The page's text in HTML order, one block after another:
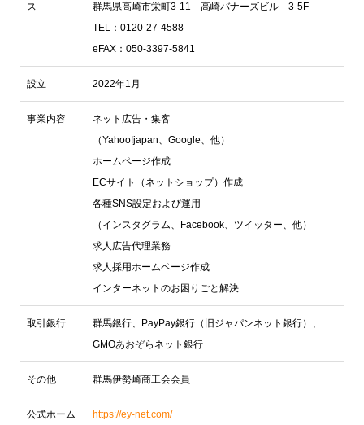
ス
群馬県高崎市栄町3-11 高崎バナーズビル 3-5F
TEL：0120-27-4588
eFAX：050-3397-5841
設立 2022年1月
事業内容
ネット広告・集客
（Yahoo!japan、Google、他）
ホームページ作成
ECサイト（ネットショップ）作成
各種SNS設定および運用
（インスタグラム、Facebook、ツイッター、他）
求人広告代理業務
求人採用ホームページ作成
インターネットのお困りごと解決
取引銀行
群馬銀行、PayPay銀行（旧ジャパンネット銀行）、
GMOあおぞらネット銀行
その他 群馬伊勢崎商工会会員
公式ホーム https://ey-net.com/